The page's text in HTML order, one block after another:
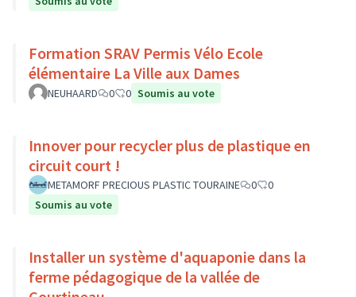
Formation SRAV Permis Vélo Ecole
élémentaire La Ville aux Dames
NEUHAARD 0 0 Soumis au vote
Innover pour recycler plus de plastique en
circuit court !
METAMORF PRECIOUS PLASTIC TOURAINE 0
0
Soumis au vote
Installer un système d'aquaponie dans la
ferme pédagogique de la vallée de